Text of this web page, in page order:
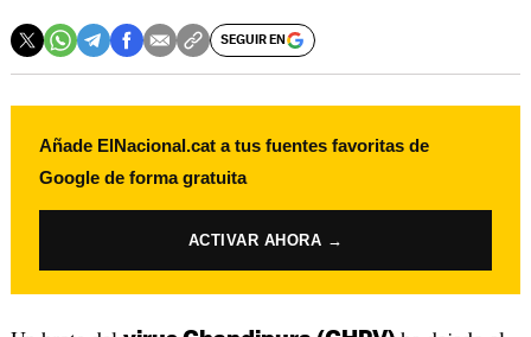
SEGUIR EN
Añade ElNacional.cat a tus fuentes favoritas de
Google de forma gratuita
ACTIVAR AHORA →